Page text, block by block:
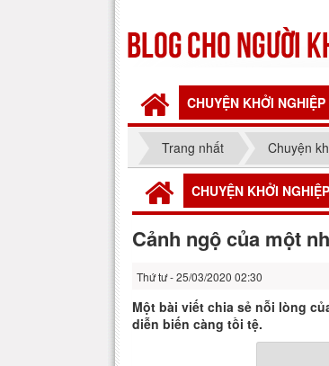
CHUYỆN KHỞI NGHIỆP
Trang nhất Chuyện
CHUYỆN KHỞI NGHIỆP
Cảnh ngộ của một
Thứ tư - 25/03/2020 02:30
Một bài viết chia sẻ nỗi lòng
diễn biến càng tồi tệ.